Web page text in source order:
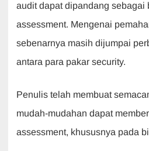
audit dapat dipandang sebagai
assessment. Mengenai
sebenarnya masih dijumpai
antara para pakar security.
Penulis telah membuat
mudah-mudahan dapat
assessment, khususnya pada